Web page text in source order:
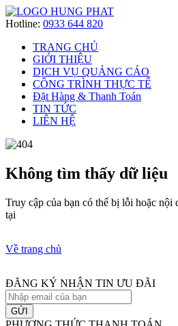
Hotline: 0933 644 820
TRANG CHỦ
GIỚI THIỆU
DỊCH VỤ QUẢNG CÁO
CÔNG TRÌNH THỰC TẾ
Đặt Hàng & Thanh Toán
TIN TỨC
LIÊN HỆ
Không tìm thấy dữ liệu
Truy cập của bạn có thể bị lỗi hoặc nội
tại
Về trang chủ
ĐĂNG KÝ NHẬN TIN ƯU ĐÃI
GỬI